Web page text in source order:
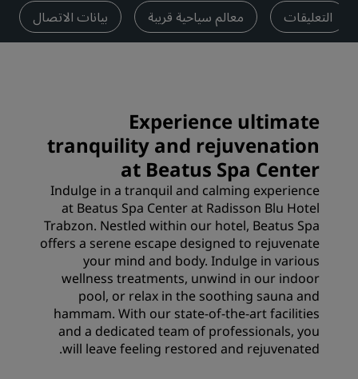
التعليقات معالم سياحية قريبة بيانات الاتصال
Experience ultimate
tranquility and rejuvenation
at Beatus Spa Center
Indulge in a tranquil and calming experience
at Beatus Spa Center at Radisson Blu Hotel
Trabzon. Nestled within our hotel, Beatus Spa
offers a serene escape designed to rejuvenate
your mind and body. Indulge in various
wellness treatments, unwind in our indoor
pool, or relax in the soothing sauna and
hammam. With our state-of-the-art facilities
and a dedicated team of professionals, you
will leave feeling restored and rejuvenated.